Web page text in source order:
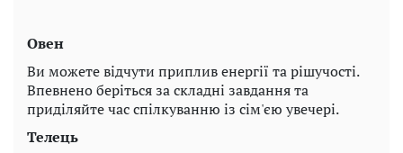
Овен
Ви можете відчути приплив енергії та рішучості.
Впевнено беріться за складні завдання та
приділяйте час спілкуванню із сім'єю увечері.
Телець